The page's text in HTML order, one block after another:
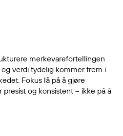
merkevarefortellingen
og verdi tydelig kommer frem i
Fokus lå på å gjøre
og konsistent – ikke på å